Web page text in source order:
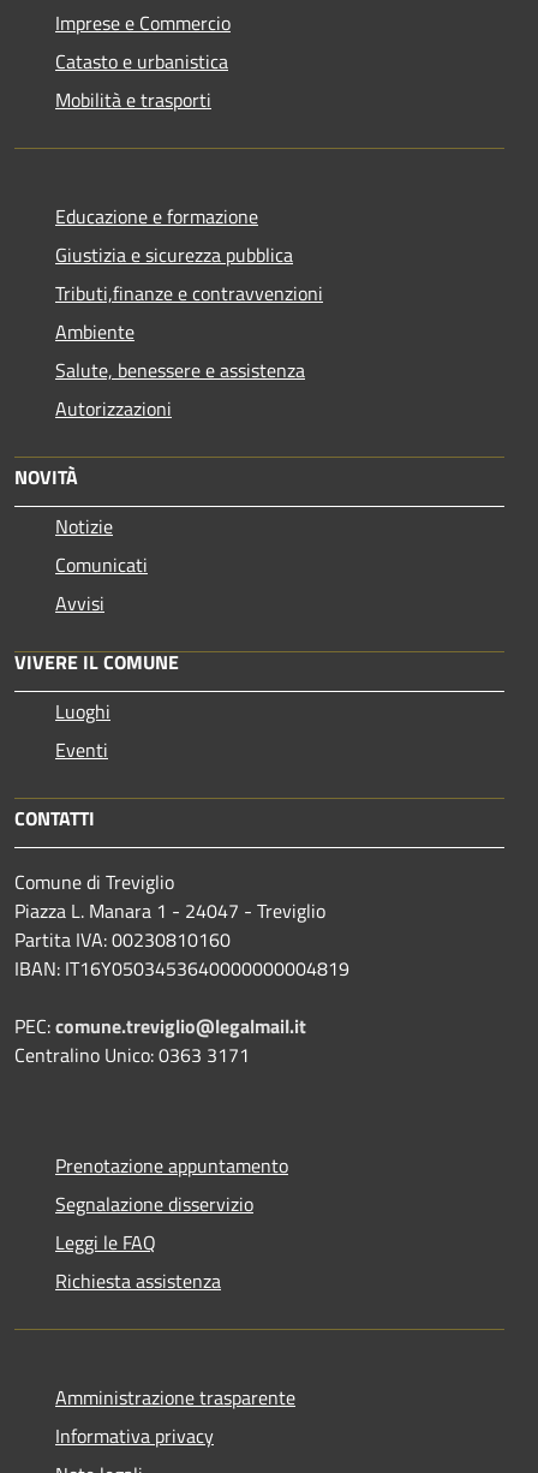
Imprese e Commercio
Catasto e urbanistica
Mobilità e trasporti
Educazione e formazione
Giustizia e sicurezza pubblica
Tributi,finanze e contravvenzioni
Ambiente
Salute, benessere e assistenza
Autorizzazioni
NOVITÀ
Notizie
Comunicati
Avvisi
VIVERE IL COMUNE
Luoghi
Eventi
CONTATTI
Comune di Treviglio
Piazza L. Manara 1 - 24047 - Treviglio
Partita IVA: 00230810160
IBAN: IT16Y0503453640000000004819
PEC:comune.treviglio@legalmail.it
Centralino Unico: 0363 3171
Prenotazione appuntamento
Segnalazione disservizio
Leggi le FAQ
Richiesta assistenza
Amministrazione trasparente
Informativa privacy